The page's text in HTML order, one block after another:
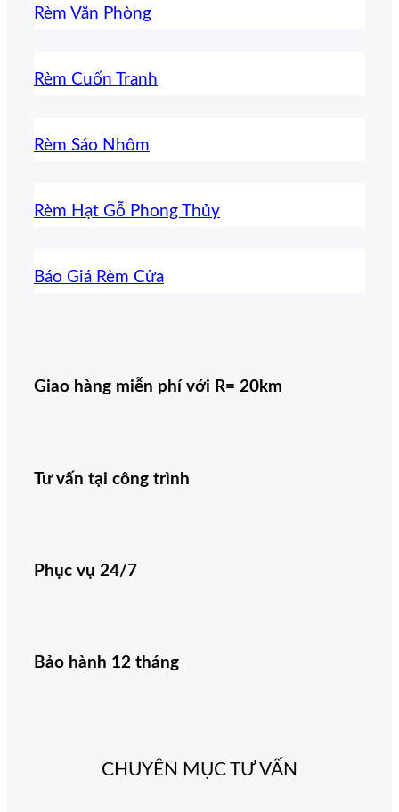
Rèm Văn Phòng
Rèm Cuốn Tranh
Rèm Sáo Nhôm
Rèm Hạt Gỗ Phong Thủy
Báo Giá Rèm Cửa
Giao hàng miễn phí với R= 20km
Tư vấn tại công trình
Phục vụ 24/7
Bảo hành 12 tháng
CHUYÊN MỤC TƯ VẤN